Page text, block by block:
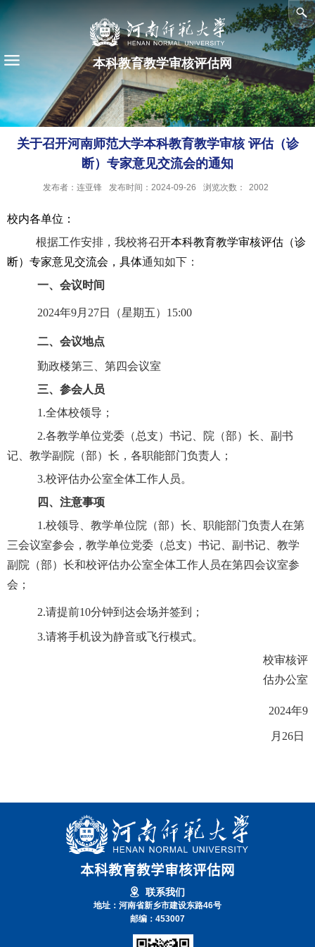
本科教育教学审核评估网
关于召开河南师范大学本科教育教学审核 评估（诊
断）专家意见交流会的通知
发布者：连亚锋 发布时间：2024-09-26 浏览次数： 2002
校内各单位：
根据工作安排，我校将召开本科教育教学审核评估（诊
断）专家意见交流会，具体通知如下：
一、会议时间
2024年9月 27日（星期五） 15:00
二、会议地点
勤政楼第三、第四会议室
三、参会人员
1.全体校领导；
2.各教学单位党委（总支）书记、院（部）长、副书
记、教学副院（部）长，各职能部门负责人；
3.校评估办公室全体工作人员。
四、注意事项
1.校领导、教学单位院（部）长、职能部门负责人在第
三会议室参会，教学单位党委（总支）书记、副书记、教学
副院（部）长和校评估办公室全体工作人员在第四会议室参
会；
2.请提前10分钟到达会场并签到；
3.请将手机设为静音或飞行模式。
校审核评
估办公室
2024年9
月 26日
本科教育教学审核评估网
联系我们
地址：河南省新乡市建设东路46号
邮编：453007